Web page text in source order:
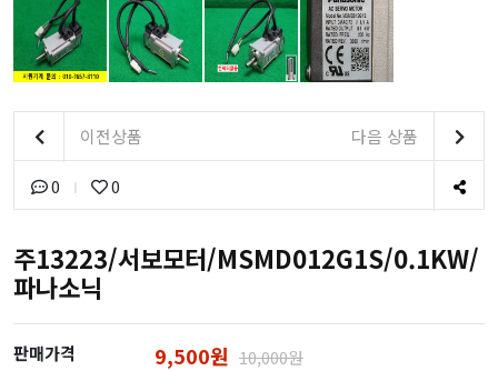
이전상품 다음 상품
0 0
주13223/서보모터/MSMD012G1S/0.1KW/
파나소닉
판매가격 9,500원 10,000원